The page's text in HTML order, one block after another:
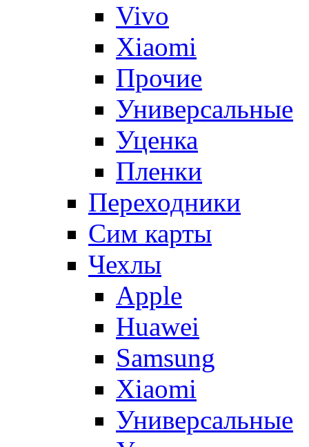
Vivo
Xiaomi
Прочие
Универсальные
Уценка
Пленки
Переходники
Сим карты
Чехлы
Apple
Huawei
Samsung
Xiaomi
Универсальные